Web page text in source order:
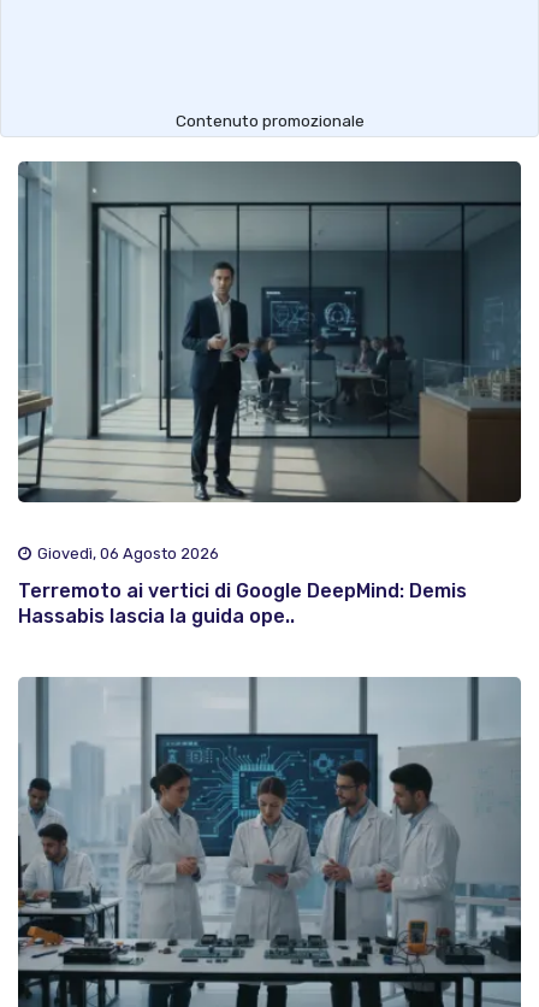
Contenuto promozionale
Giovedì, 06 Agosto 2026
Terremoto ai vertici di Google DeepMind: Demis
Hassabis lascia la guida ope..